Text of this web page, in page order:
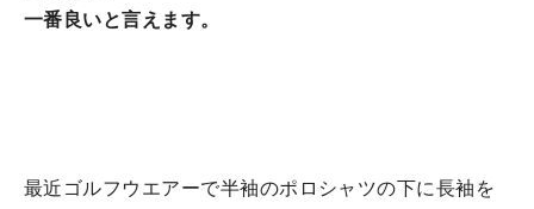
一番良いと言えます。
最近ゴルフウエアーで半袖のポロシャツの下に長袖を